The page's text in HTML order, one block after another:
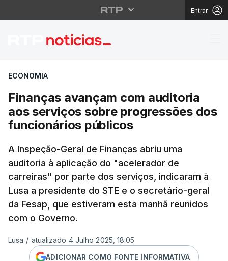
Entrar
Finanças avançam
ECONOMIA
Finanças avançam com auditoria
aos serviços sobre progressões dos
funcionários públicos
A Inspeção-Geral de Finanças abriu uma
auditoria à aplicação do "acelerador de
carreiras" por parte dos serviços, indicaram à
Lusa a presidente do STE e o secretário-geral
da Fesap, que estiveram esta manhã reunidos
com o Governo.
Lusa / atualizado 4 Julho 2025, 18:05
ADICIONAR COMO FONTE INFORMATIVA